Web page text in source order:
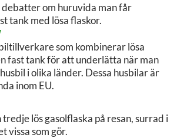
om huruvida man får
tank med lösa flaskor.
som kombinerar lösa
fast tank för att underlätta när man
i olika länder. Dessa husbilar är
inom EU.
lös gasolflaska på resan, surrad i
vissa som gör.